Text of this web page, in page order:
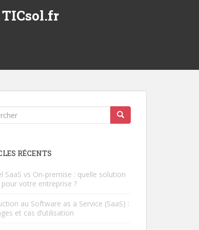
RÉCENTS
SaaS vs On-premise : quelle solution
pour votre entreprise ?
au Software as a Service (SaaS) :
et cas d’utilisation